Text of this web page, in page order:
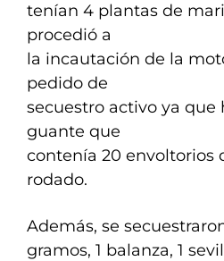
tenían 4 plantas de
procedió a
la incautación de la
pedido de
secuestro activo ya que
guante que
contenía 20 envoltorios
rodado.
Además, se
gramos, 1 balanza, 1